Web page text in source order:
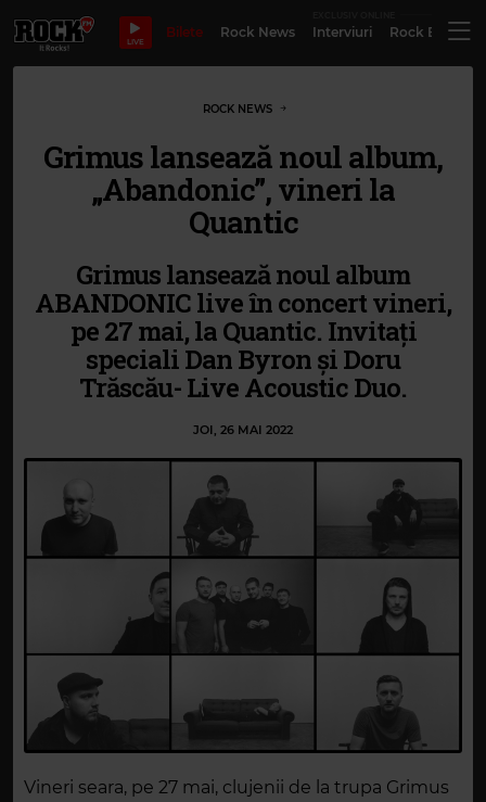
LIVE
Bilete Rock News Interviuri Rock
ROCK NEWS
Grimus lansează noul album,
„Abandonic”, vineri la
Quantic
Grimus lansează noul album
ABANDONIC live în concert vineri,
pe 27 mai, la Quantic. Invitați
speciali Dan Byron și Doru
Trăscău- Live Acoustic Duo.
JOI, 26 MAI 2022
Vineri seara, pe 27 mai, clujenii de la trupa Grimus